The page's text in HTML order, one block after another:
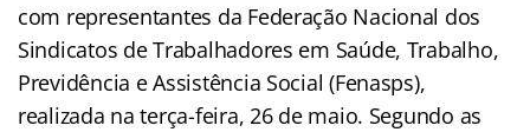
com representantes da Federação Nacional dos
Sindicatos de Trabalhadores em Saúde, Trabalho,
Previdência e Assistência Social (Fenasps),
realizada na terça-feira, 26 de maio. Segundo as